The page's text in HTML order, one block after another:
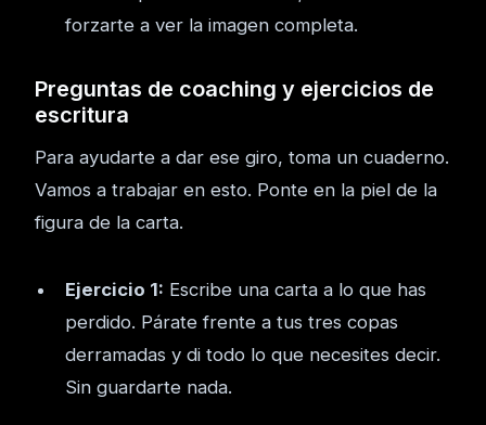
forzarte a ver la imagen completa.
Preguntas de coaching y ejercicios de
escritura
Para ayudarte a dar ese giro, toma un cuaderno.
Vamos a trabajar en esto. Ponte en la piel de la
figura de la carta.
Ejercicio 1: Escribe una carta a lo que has
perdido. Párate frente a tus tres copas
derramadas y di todo lo que necesites decir.
Sin guardarte nada.